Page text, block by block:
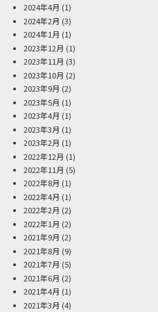
2024年4月 (1)
2024年2月 (3)
2024年1月 (1)
2023年12月 (1)
2023年11月 (3)
2023年10月 (2)
2023年9月 (2)
2023年5月 (1)
2023年4月 (1)
2023年3月 (1)
2023年2月 (1)
2022年12月 (1)
2022年11月 (5)
2022年8月 (1)
2022年4月 (1)
2022年2月 (2)
2022年1月 (2)
2021年9月 (2)
2021年8月 (9)
2021年7月 (5)
2021年6月 (2)
2021年4月 (1)
2021年3月 (4)